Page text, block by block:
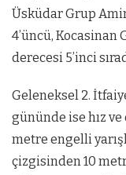
Üsküdar Grup
4’üncü, Kocasinan
derecesi 5’inci
Geleneksel 2.
gününde ise hız ve
metre engelli
çizgisinden 10